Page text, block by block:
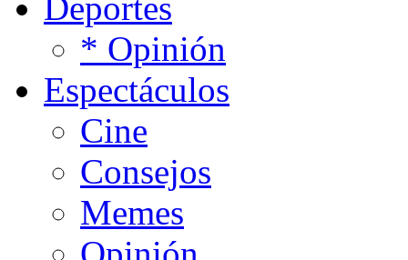
* Opinión
Espectáculos
Cine
Consejos
Memes